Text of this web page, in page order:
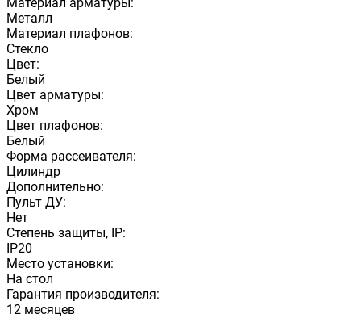
Металл
Материал плафонов:
Стекло
Цвет:
Белый
Цвет арматуры:
Хром
Цвет плафонов:
Белый
Форма рассеивателя:
Цилиндр
Дополнительно:
Пульт ДУ:
Нет
Степень защиты, IP:
IP20
Место установки:
На стол
Гарантия производителя:
12 месяцев